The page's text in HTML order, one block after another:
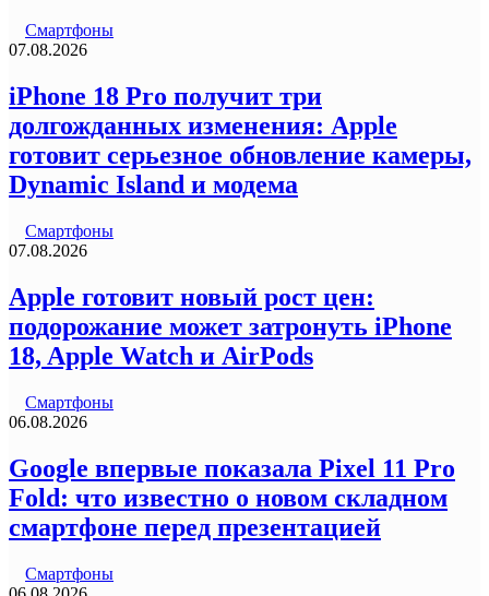
Смартфоны
07.08.2026
iPhone 18 Pro получит три
долгожданных изменения: Apple
готовит серьезное обновление камеры,
Dynamic Island и модема
Смартфоны
07.08.2026
Apple готовит новый рост цен:
подорожание может затронуть iPhone
18, Apple Watch и AirPods
Смартфоны
06.08.2026
Google впервые показала Pixel 11 Pro
Fold: что известно о новом складном
смартфоне перед презентацией
Смартфоны